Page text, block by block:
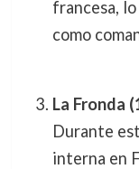
francesa,
como
La Fronda
Durante
interna en